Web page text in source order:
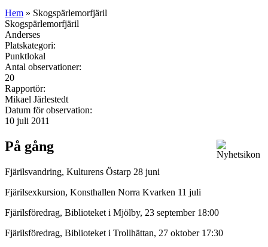
Hem » Skogspärlemorfjäril
Skogspärlemorfjäril
Anderses
Platskategori:
Punktlokal
Antal observationer:
20
Rapportör:
Mikael Järlestedt
Datum för observation:
10 juli 2011
På gång
Fjärilsvandring, Kulturens Östarp 28 juni
Fjärilsexkursion, Konsthallen Norra Kvarken 11 juli
Fjärilsföredrag, Biblioteket i Mjölby, 23 september 18:00
Fjärilsföredrag, Biblioteket i Trollhättan, 27 oktober 17:30